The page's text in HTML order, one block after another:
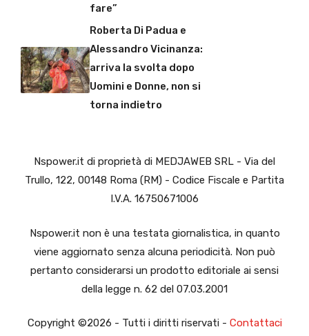
fare”
Roberta Di Padua e
Alessandro Vicinanza:
arriva la svolta dopo
Uomini e Donne, non si
torna indietro
Nspower.it di proprietà di MEDJAWEB SRL - Via del
Trullo, 122, 00148 Roma (RM) - Codice Fiscale e Partita
I.V.A. 16750671006
Nspower.it non è una testata giornalistica, in quanto
viene aggiornato senza alcuna periodicità. Non può
pertanto considerarsi un prodotto editoriale ai sensi
della legge n. 62 del 07.03.2001
Copyright ©2026 - Tutti i diritti riservati - Contattaci